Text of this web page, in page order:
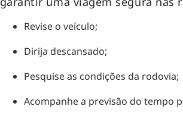
Revise o veículo;
Dirija descansado;
Pesquise as condições da rodovia;
Acompanhe a previsão do tempo